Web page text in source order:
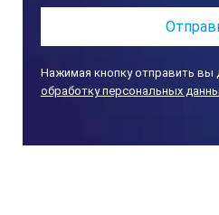
Нажимая кнопку отправить вы
обработку персональных